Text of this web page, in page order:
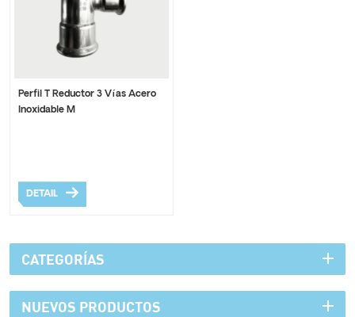
Perfil T Reductor 3 Vías Acero
Inoxidable M
DETAIL
CATEGORÍAS
NUEVOS PRODUCTOS